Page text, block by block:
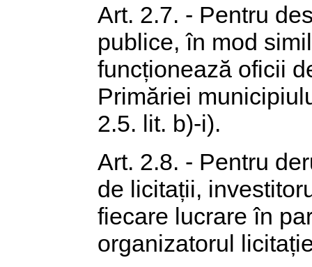
Art. 2.7. - Pentru
publice, în mod
funcționează oficii
Primăriei
2.5. lit. b)-i).
Art. 2.8. - Pentru
de licitații,
fiecare lucrare în
organizatorul